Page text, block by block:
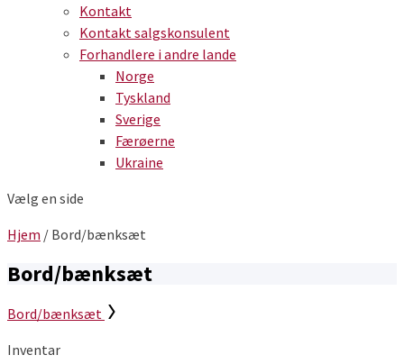
Kontakt
Kontakt salgskonsulent
Forhandlere i andre lande
Norge
Tyskland
Sverige
Færøerne
Ukraine
Vælg en side
Hjem / Bord/bænksæt
Bord/bænksæt
Bord/bænksæt
Inventar